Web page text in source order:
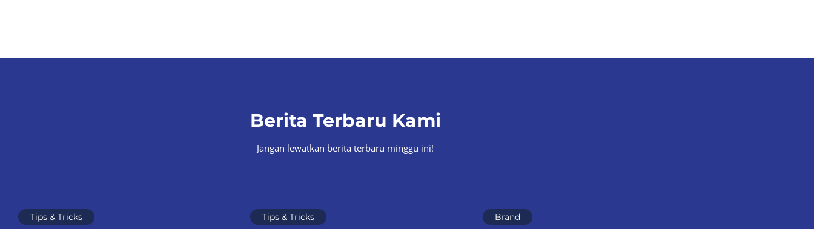
Berita Terbaru Kami
Jangan lewatkan berita terbaru minggu ini!
Tips & Tricks Tips & Tricks Brand